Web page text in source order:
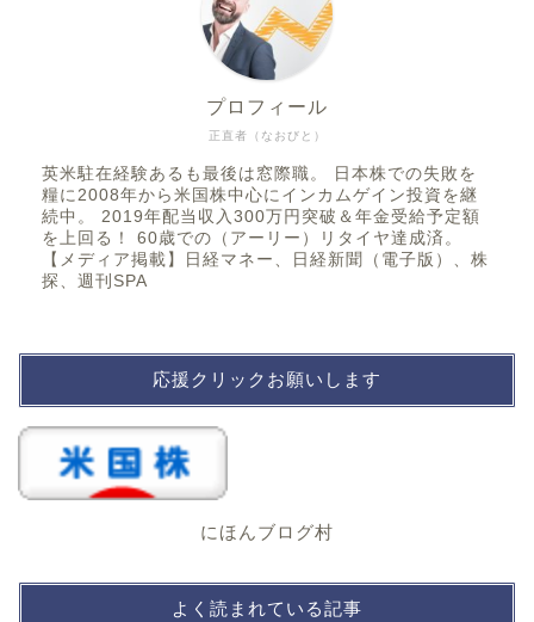
正直者（なおびと）
プロフィール
英米駐在経験あるも最後は窓際職。 日本株での失敗を
糧に2008年から米国株中心にインカムゲイン投資を継
続中。 2019年配当収入300万円突破＆年金受給予定額
を上回る！ 60歳での（アーリー）リタイヤ達成済。
【メディア掲載】日経マネー、日経新聞（電子版）、株
探、週刊SPA
応援クリックお願いします
にほんブログ村
よく読まれている記事